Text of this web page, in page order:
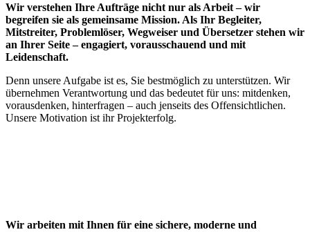
Wir verstehen Ihre Aufträge nicht nur als Arbeit – wir
begreifen sie als gemeinsame Mission. Als Ihr Begleiter,
Mitstreiter, Problemlöser, Wegweiser und Übersetzer stehen wir
an Ihrer Seite – engagiert, vorausschauend und mit
Leidenschaft.
Denn unsere Aufgabe ist es, Sie bestmöglich zu unterstützen. Wir
übernehmen Verantwortung und das bedeutet für uns: mitdenken,
vorausdenken, hinterfragen – auch jenseits des Offensichtlichen.
Unsere Motivation ist ihr Projekterfolg.
Wir arbeiten mit Ihnen für eine sichere, moderne und